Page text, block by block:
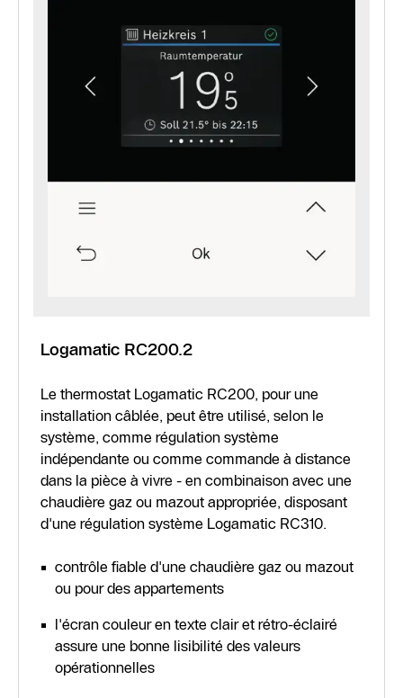
Logamatic RC200.2
Le thermostat Logamatic RC200, pour une
installation câblée, peut être utilisé, selon le
système, comme régulation système
indépendante ou comme commande à distance
dans la pièce à vivre - en combinaison avec une
chaudière gaz ou mazout appropriée, disposant
d'une régulation système Logamatic RC310.
contrôle fiable d'une chaudière gaz ou mazout
ou pour des appartements
l'écran couleur en texte clair et rétro-éclairé
assure une bonne lisibilité des valeurs
opérationnelles